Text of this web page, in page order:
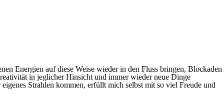
Energien auf diese Weise wieder in den Fluss bringen, Blockaden
in jeglicher Hinsicht und immer wieder neue Dinge
Strahlen kommen, erfüllt mich selbst mit so viel Freude und